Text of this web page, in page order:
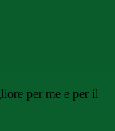
per me e per il